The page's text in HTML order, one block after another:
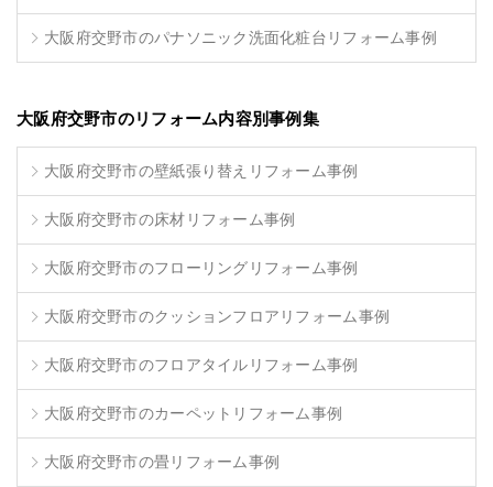
大阪府交野市のパナソニック洗面化粧台リフォーム事例
大阪府交野市のリフォーム内容別事例集
大阪府交野市の壁紙張り替えリフォーム事例
大阪府交野市の床材リフォーム事例
大阪府交野市のフローリングリフォーム事例
大阪府交野市のクッションフロアリフォーム事例
大阪府交野市のフロアタイルリフォーム事例
大阪府交野市のカーペットリフォーム事例
大阪府交野市の畳リフォーム事例